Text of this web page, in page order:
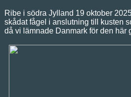
Ribe i södra Jylland 19 oktober
skådat fågel i anslutning till kusten
då vi lämnade Danmark för den här